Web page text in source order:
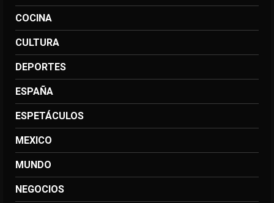
COCINA
CULTURA
DEPORTES
ESPAÑA
ESPETÁCULOS
MEXICO
MUNDO
NEGOCIOS